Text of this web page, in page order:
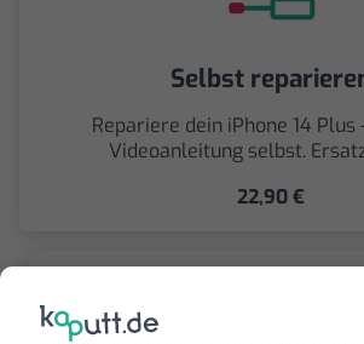
Selbst
Repariere dein iPhone 14 Plus
Videoanleitung selbst.
22,90 €